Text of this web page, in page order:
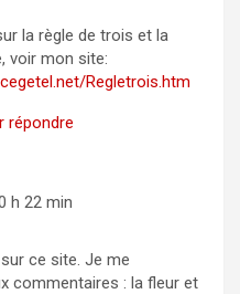
la règle de trois et la
voir mon site:
Regletrois.htm
répondre
h 22 min
ce site. Je me
commentaires : la fleur et